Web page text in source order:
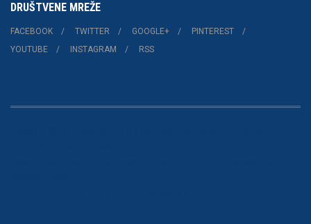
DRUŠTVENE MREŽE
FACEBOOK TWITTER GOOGLE+
PINTEREST
YOUTUBE
INSTAGRAM RSS